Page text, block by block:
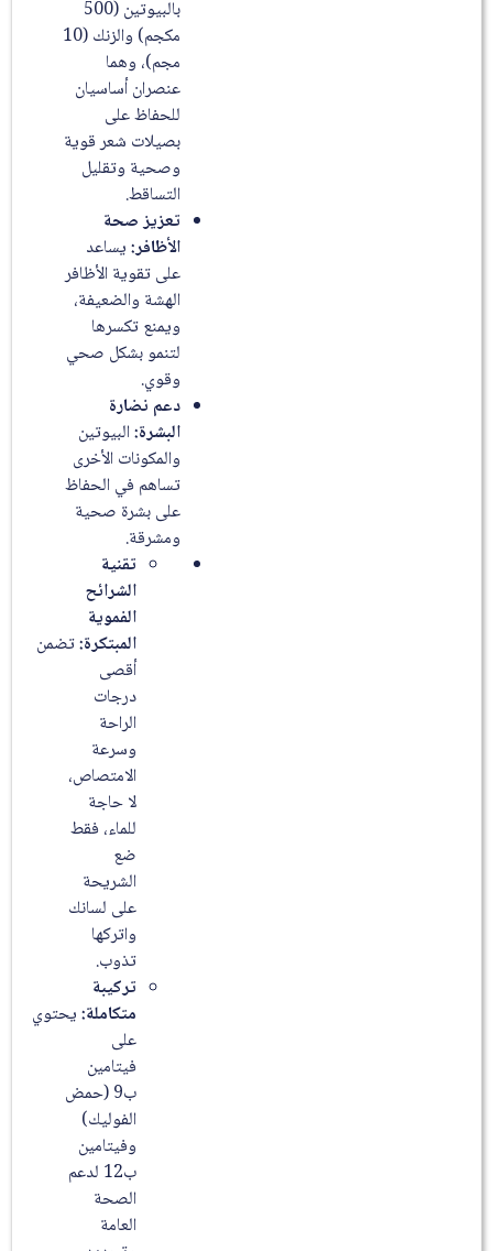
بالبيوتين (500
مكجم) والزنك (10
مجم)، وهما
عنصران أساسيان
للحفاظ على
بصيلات شعر قوية
وصحية وتقليل
التساقط.
تعزيز صحة
الأظافر:يساعد
على تقوية الأظافر
الهشة والضعيفة،
ويمنع تكسرها
لتنمو بشكل صحي
وقوي.
دعم نضارة
البشرة:البيوتين
والمكونات الأخرى
تساهم في الحفاظ
على بشرة صحية
ومشرقة.
تقنية
الشرائح
الفموية
المبتكرة:تضمن
أقصى
درجات
الراحة
وسرعة
الامتصاص،
لا حاجة
للماء، فقط
ضع
الشريحة
على لسانك
واتركها
تذوب.
تركيبة
متكاملة:يحتوي
على
فيتامين
ب9 (حمض
الفوليك)
وفيتامين
ب12 لدعم
الصحة
العامة